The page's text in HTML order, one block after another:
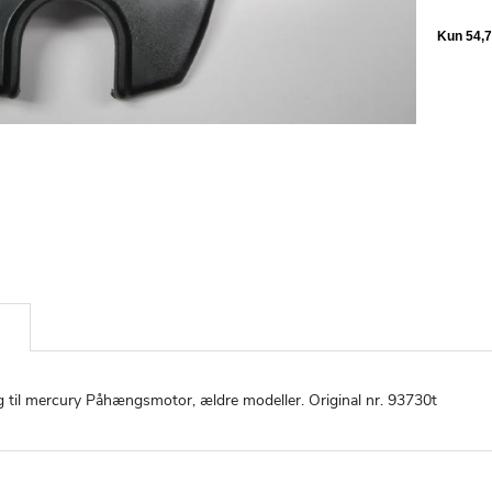
til mercury Påhængsmotor, ældre modeller. Original nr. 93730t